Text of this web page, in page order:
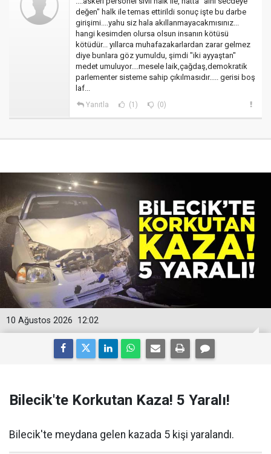
değen" halk ile temas ettirildi sonuç işte bu darbe
girişimi....yahu siz hala akıllanmayacakmısınız...
hangi kesimden olursa olsun insanın kötüsü
kötüdür... yıllarca muhafazakarlardan zarar gelmez
diye bunlara göz yumuldu, şimdi "iki ayyaştan"
medet umuluyor....mesele laik,çağdaş,demokratik
parlementer sisteme sahip çıkılmasıdır..... gerisi boş
laf...
Yanıtla (1) (0)
12:02
10 Ağustos 2026
Bilecik'te Korkutan Kaza! 5 Yaralı!
Bilecik'te meydana gelen kazada 5 kişi yaralandı.